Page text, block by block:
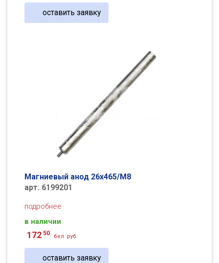
оставить заявку
Магниевый анод 26х465/М8
арт. 6199201
подробнее
в наличии
172 50 бел. руб.
оставить заявку